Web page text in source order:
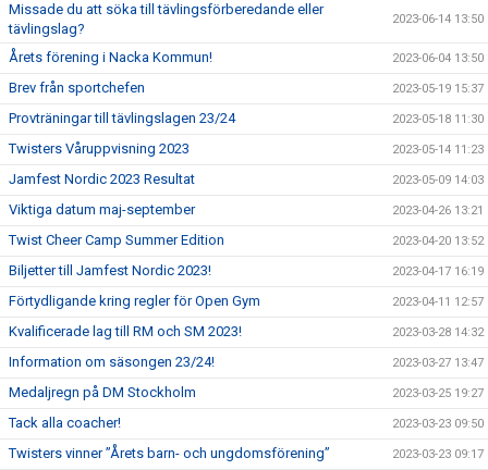
Missade du att söka till tävlingsförberedande eller
tävlingslag?
2023-06-14 13:50
Årets förening i Nacka Kommun! 2023-06-04 13:50
Brev från sportchefen 2023-05-19 15:37
Provträningar till tävlingslagen 23/24 2023-05-18 11:30
Twisters Våruppvisning 2023 2023-05-14 11:23
Jamfest Nordic 2023 Resultat 2023-05-09 14:03
Viktiga datum maj-september 2023-04-26 13:21
Twist Cheer Camp Summer Edition 2023-04-20 13:52
Biljetter till Jamfest Nordic 2023! 2023-04-17 16:19
Förtydligande kring regler för Open Gym 2023-04-11 12:57
Kvalificerade lag till RM och SM 2023! 2023-03-28 14:32
Information om säsongen 23/24! 2023-03-27 13:47
Medaljregn på DM Stockholm 2023-03-25 19:27
Tack alla coacher! 2023-03-23 09:50
Twisters vinner ”Årets barn- och ungdomsförening” 2023-03-23 09:17